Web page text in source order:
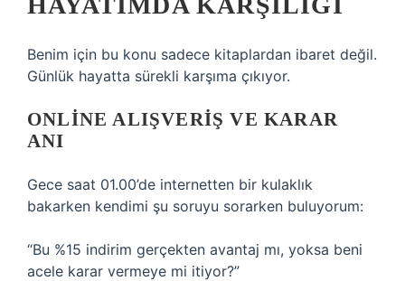
Benim için bu konu sadece kitaplardan ibaret değil.
Günlük hayatta sürekli karşıma çıkıyor.
ONLINE ALIŞVERIŞ VE KARAR
ANI
Gece saat 01.00’de internetten bir kulaklık
bakarken kendimi şu soruyu sorarken buluyorum:
“Bu %15 indirim gerçekten avantaj mı, yoksa beni
acele karar vermeye mi itiyor?”